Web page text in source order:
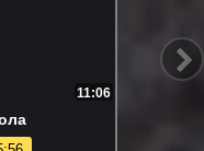
11:06